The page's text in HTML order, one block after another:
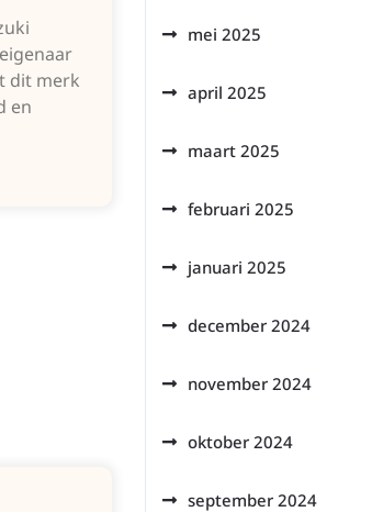
dit merk
en
mei 2025
april 2025
maart 2025
februari 2025
januari 2025
december 2024
november 2024
oktober 2024
september 2024